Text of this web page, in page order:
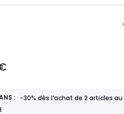
: -30% dès l’achat de 2 articles au